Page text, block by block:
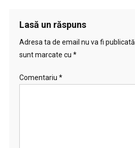
Lasă un răspuns
Adresa ta de email nu va fi publicată.
sunt marcate cu *
Comentariu *